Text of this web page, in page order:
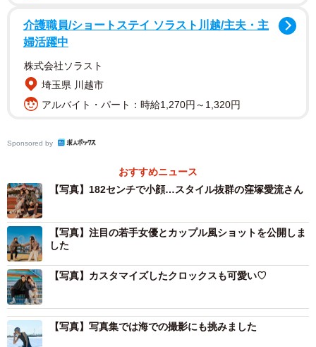
介護職員/ショートステイ ソラスト川越/主夫・主
婦活躍中
株式会社ソラスト
埼玉県 川越市
アルバイト・パート：時給1,270円～1,320円
Sponsored by
おすすめニュース
【写真】182センチで小顔…スタイル抜群の窪塚愛流さん
【写真】注目の若手女優とカップル風ショットを公開しま
した
【写真】カスタマイズしたクロックスも可愛い♡
【写真】写真集では海での撮影にも挑みました